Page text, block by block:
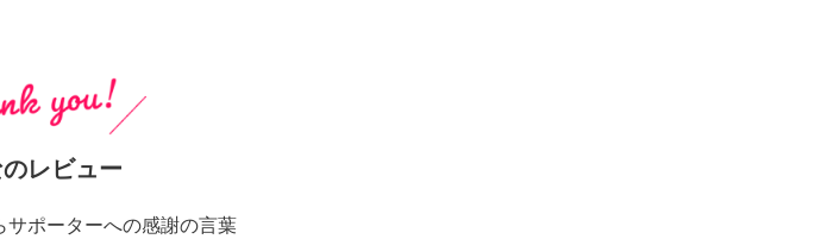
レビュー
サポーターへの感謝の言葉